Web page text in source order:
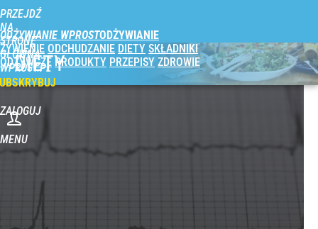
PRZEJDŹ
NA
STRONĘ
GŁÓWNĄ
WPROST.PL
ODŻYWIANIE WPROST
ŻYWIENIE ODCHUDZANIE DIETY SKŁADNIKI
ODŻYWCZE PRODUKTY PRZEPISY ZDROWIE
ZALOGUJ
MENU
DIETY